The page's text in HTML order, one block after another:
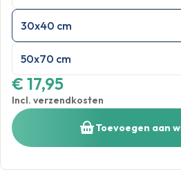
30x40 cm
50x70 cm
€ 17,95
Incl. verzendkosten
Toevoegen aan